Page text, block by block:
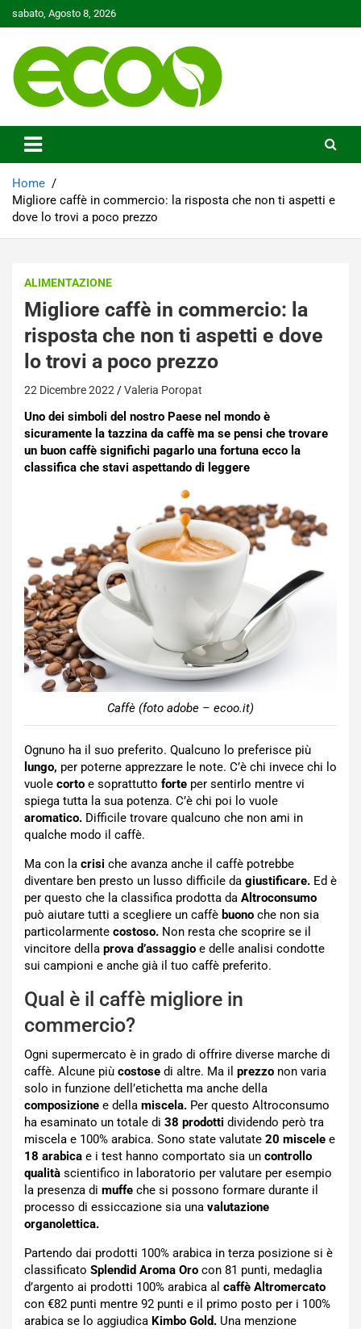
to
sabato, Agosto 8, 2026
Ecoo.it
Home
Migliore caffè in commercio: la risposta che non ti aspetti e
dove lo trovi a poco prezzo
ALIMENTAZIONE
Migliore caffè in commercio: la
risposta che non ti aspetti e dove
lo trovi a poco prezzo
22 Dicembre 2022 Valeria Poropat
Uno dei simboli del nostro Paese nel mondo è
sicuramente la tazzina da caffè ma se pensi che trovare
un buon caffè significhi pagarlo una fortuna ecco la
classifica che stavi aspettando di leggere
Caffè (foto adobe – ecoo.it)
Ognuno ha il suo preferito. Qualcuno lo preferisce più
lungo, per poterne apprezzare le note. C’è chi invece chi lo
vuole corto e soprattutto forte per sentirlo mentre vi
spiega tutta la sua potenza. C’è chi poi lo vuole
aromatico. Difficile trovare qualcuno che non ami in
qualche modo il caffè.
Ma con la crisi che avanza anche il caffè potrebbe
diventare ben presto un lusso difficile da giustificare. Ed è
per questo che la classifica prodotta da Altroconsumo
può aiutare tutti a scegliere un caffè buono che non sia
particolarmente costoso. Non resta che scoprire se il
vincitore della prova d’assaggio e delle analisi condotte
sui campioni e anche già il tuo caffè preferito.
Qual è il caffè migliore in
commercio?
Ogni supermercato è in grado di offrire diverse marche di
caffè. Alcune più costose di altre. Ma il prezzo non varia
solo in funzione dell’etichetta ma anche della
composizione e della miscela. Per questo Altroconsumo
ha esaminato un totale di 38 prodotti dividendo però tra
miscela e 100% arabica. Sono state valutate 20 miscele e
18 arabica e i test hanno comportato sia un controllo
qualità scientifico in laboratorio per valutare per esempio
la presenza di muffe che si possono formare durante il
processo di essiccazione sia una valutazione
organolettica.
Partendo dai prodotti 100% arabica in terza posizione si è
classificato Splendid Aroma Oro con 81 punti, medaglia
d’argento ai prodotti 100% arabica al caffè Altromercato
con €82 punti mentre 92 punti e il primo posto per i 100%
arabica se lo aggiudica Kimbo Gold. Una menzione